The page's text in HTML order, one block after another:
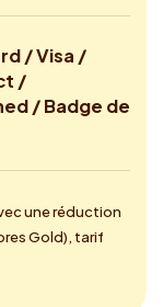
/ Visa /
/
/ Badge de
une réduction
Gold), tarif